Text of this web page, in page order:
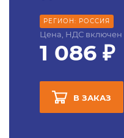
РЕГИОН: РОССИЯ
Цена, НДС включен
1 086 ₽
В ЗАКАЗ